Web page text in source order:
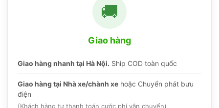
🚚
Giao hàng
Giao hàng nhanh tại Hà Nội. Ship COD toàn quốc
Giao hàng tại Nhà xe/chành xe hoặc Chuyển phát bưu
điện
(Khách hàng tự thanh toán cước phí vận chuyển)